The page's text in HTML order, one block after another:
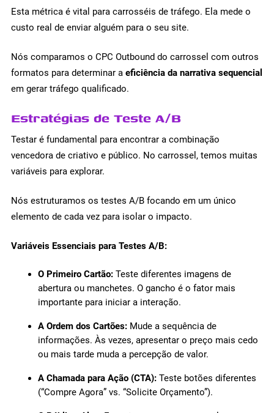
Esta métrica é vital para carrosséis de tráfego. Ela mede o
custo real de enviar alguém para o seu site.
Nós comparamos o CPC Outbound do carrossel com outros
formatos para determinar a eficiência da narrativa sequencial
em gerar tráfego qualificado.
Estratégias de Teste A/B
Testar é fundamental para encontrar a combinação
vencedora de criativo e público. No carrossel, temos muitas
variáveis para explorar.
Nós estruturamos os testes A/B focando em um único
elemento de cada vez para isolar o impacto.
Variáveis Essenciais para Testes A/B:
O Primeiro Cartão:Teste diferentes imagens de
abertura ou manchetes. O gancho é o fator mais
importante para iniciar a interação.
A Ordem dos Cartões:Mude a sequência de
informações. Às vezes, apresentar o preço mais cedo
ou mais tarde muda a percepção de valor.
A Chamada para Ação (CTA):Teste botões diferentes
(“Compre Agora” vs. “Solicite Orçamento”).